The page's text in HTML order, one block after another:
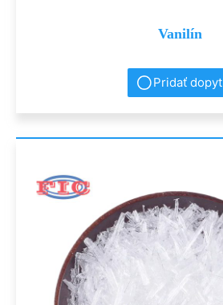
Vanilín
Pridať dopyt